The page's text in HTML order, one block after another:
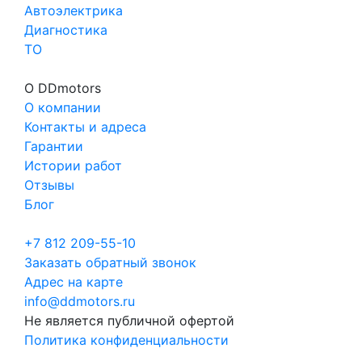
Автоэлектрика
Диагностика
ТО
О DDmotors
О компании
Контакты и адреса
Гарантии
Истории работ
Отзывы
Блог
+7 812 209-55-10
Заказать обратный звонок
Адрес на карте
info@ddmotors.ru
Не является публичной офертой
Политика конфиденциальности